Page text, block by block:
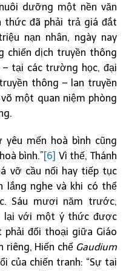
dưỡng một nền văn
thức đã phải trả giá đắt
nạn nhân, ngày nay
chiến dịch truyền thông
tại các trường học, đại
thông – lan truyền
một quan niệm phòng
yêu mến hoà bình cũng
bình.”[6] Vì thế, Thánh
vỡ cầu nối hay tiếp tục
lắng nghe và khi có thể
Sáu mươi năm trước,
lại với một ý thức được
phải đối thoại giữa Giáo
riêng, Hiến chế Gaudium
của chiến tranh: “Sự tai